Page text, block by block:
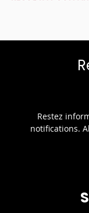
Restez
notifications.